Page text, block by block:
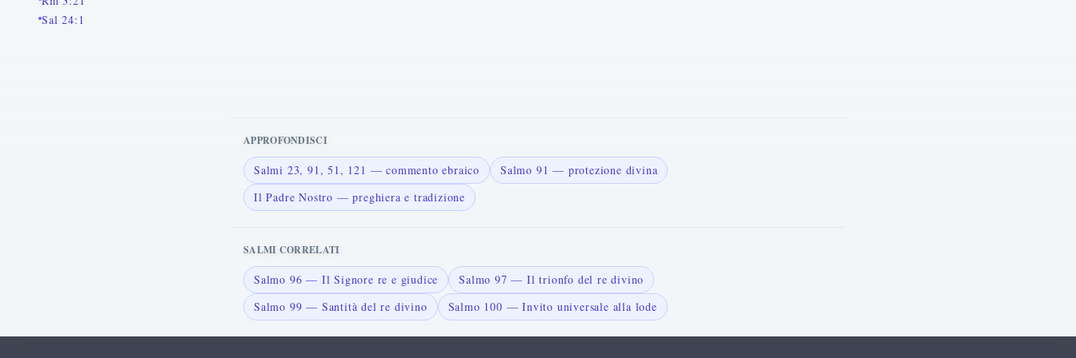
Sal 24:1
APPROFONDISCI
Salmi 23, 91, 51, 121 — commento ebraico
Salmo 91 — protezione divina
Il Padre Nostro — preghiera e tradizione
SALMI CORRELATI
Salmo 96 — Il Signore re e giudice
Salmo 97 — Il trionfo del re divino
Salmo 99 — Santità del re divino
Salmo 100 — Invito universale alla lode